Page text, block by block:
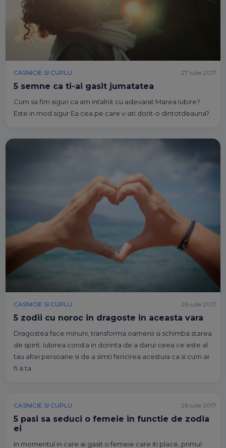
CASNICIE SI CUPLU
5 semne ca ti-ai gasit jumatatea
Cum sa fim siguri ca am intalnit cu adevarat Marea Iubire?
Este in mod sigur Ea cea pe care v-ati dorit-o dintotdeauna?
27 iulie 2017
CASNICIE SI CUPLU
5 zodii cu noroc in dragoste in aceasta vara
Dragostea face minuni, transforma oamenii si schimba starea
de spirit. Iubirea consta in dorinta de a darui ceea ce este al
tau altei persoane si de a simti fericirea acestuia ca si cum ar
fi a ta.
26 iulie 2017
CASNICIE SI CUPLU
5 pasi sa seduci o femeie in functie de zodia
ei
In momentul in care ai gasit o femeie care iti place, primul
26 iulie 2017